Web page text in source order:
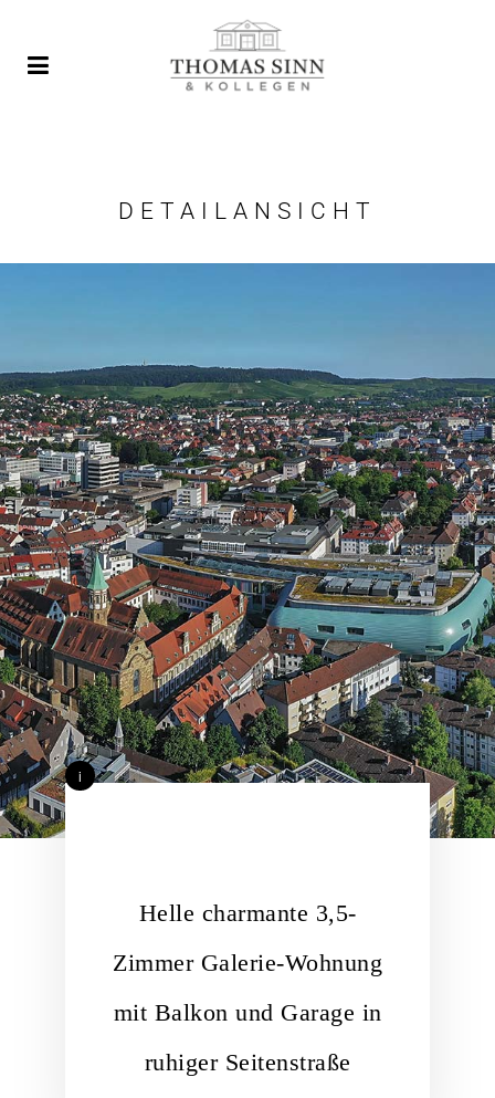
DETAILANSICHT
i
Helle charmante 3,5-
Zimmer Galerie-Wohnung
mit Balkon und Garage in
ruhiger Seitenstraße